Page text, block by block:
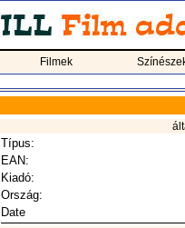
Filmek
Típus:
EAN:
Kiadó:
Ország:
Date